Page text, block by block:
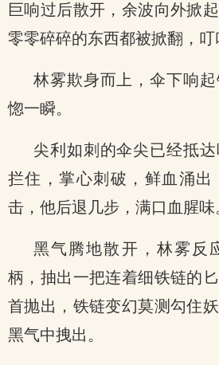
巨响过后散开，余波向外掀
零零碎碎的东西都被掀翻，叮
林雾欺身而上，伞下响
惚一瞬。
尖利如刺的伞尖已经抵
拦住，掌心刺破，鲜血涌出
击，他后退几步，满口血腥味
黑气腾地散开，林雾反
柄，抽出一把连着细铁链的
首抛出，铁链变幻莫测勾住
黑气中拽出。